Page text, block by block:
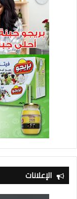
الإعلانات